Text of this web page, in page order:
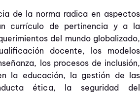
de la norma radica en aspectos
currículo de pertinencia y a la
del mundo globalizado,
docente, los modelos
los procesos de inclusión,
la educación, la gestión de las
ética, la seguridad del